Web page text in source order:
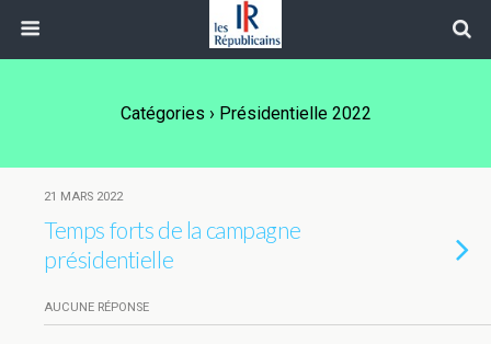
Catégories › Présidentielle 2022
21 MARS 2022
Temps forts de la campagne
présidentielle
AUCUNE RÉPONSE